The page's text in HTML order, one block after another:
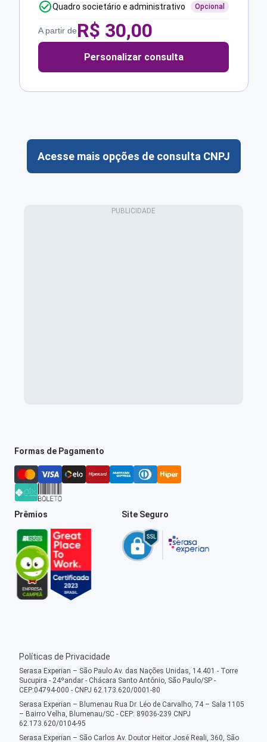
Quadro societário e administrativo Opcional
A partir deR$ 30,00
Personalizar consulta
Acesse mais opções de consulta CNPJ
Formas de Pagamento
Prêmios Site Seguro
Políticas de Privacidade
Serasa Experian – São Paulo Av. das Nações Unidas, 14.401 - Torre
Sucupira - 24ºandar - Chácara Santo Antônio, São Paulo/SP -
CEP:04794-000 - CNPJ 62.173.620/0001-80
Serasa Experian – Blumenau Rua Dr. Léo de Carvalho, 74 – Sala 1105
– Bairro Velha, Blumenau/SC - CEP: 89036-239 CNPJ
62.173.620/0104-95
Serasa Experian – São Carlos Av. Doutor Heitor José Reali, 360, São